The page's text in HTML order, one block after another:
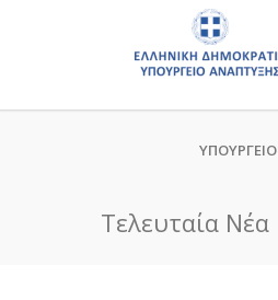
ΥΠΟΥΡΓΕΙΟ
Τελευταία Νέα